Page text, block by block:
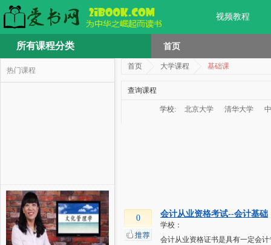
视频教程
所有课程分类 首页
热门课程 首页 大学课程 基础课
查询课程
学校: 北京大学 清华大学
0 会计从业资格考试--会计基础
学校：
会计从业资格证书是具有一定会